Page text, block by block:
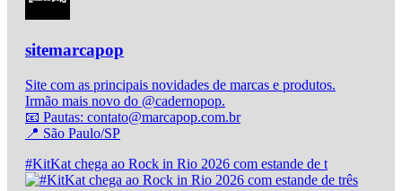
sitemarcapop
Site com as principais novidades de marcas e produtos.
Irmão mais novo do @cadernopop.
📧 Pautas: contato@marcapop.com.br
📍 São Paulo/SP
#KitKat chega ao Rock in Rio 2026 com estande de t